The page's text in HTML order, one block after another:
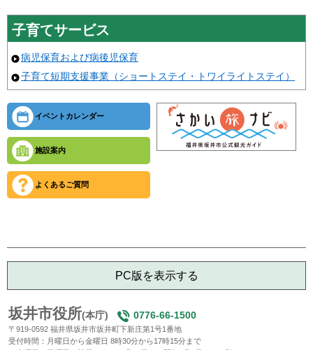
子育てサービス
病児保育および病後児保育
子育て短期支援事業（ショートステイ・トワイライトステイ）
イベントカレンダー
施設案内
よくあるご質問
PC版を表示する
坂井市役所(本庁) 0776-66-1500
〒919-0592 福井県坂井市坂井町下新庄第1号1番地
受付時間：月曜日から金曜日 8時30分から17時15分まで